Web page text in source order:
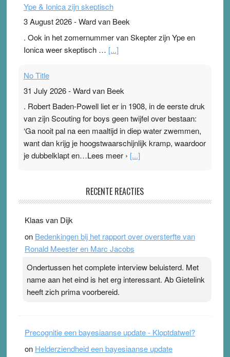
Ype & Ionica zijn skeptisch
3 August 2026-Ward van Beek
. Ook in het zomernummer van Skepter zijn Ype en
Ionica weer skeptisch … [...]
No Title
31 July 2026-Ward van Beek
. Robert Baden-Powell liet er in 1908, in de eerste druk
van zijn Scouting for boys geen twijfel over bestaan:
‘Ga nooit pal na een maaltijd in diep water zwemmen,
want dan krijg je hoogstwaarschijnlijk kramp, waardoor
je dubbelklapt en…Lees meer › [...]
Ward van Beek
topsporters. Ze hopen ermee hun hartslag te verlagen
terwijl ze meer zuurstof opnemen. Daarop heeft zo’n
pleister geen effect. Maar het gevoel ‘makkelijker te
Pleisterplakkers in de topspsort ›[...]
RECENTE REACTIES
Klaas van Dijk
on Bedenkingen bij het rapport over oversterfte van
Ronald Meester en Marc Jacobs
Ondertussen het complete interview beluisterd. Met
name aan het eind is het erg interessant. Ab Gietelink
heeft zich prima voorbereid.
Precognitie een bayesiaanse update - Kloptdatwel?
on Helderziendheid een bayesiaanse update